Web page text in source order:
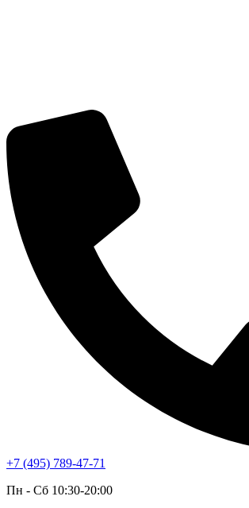
+7 (495) 789-47-71
Пн - Cб 10:30-20:00